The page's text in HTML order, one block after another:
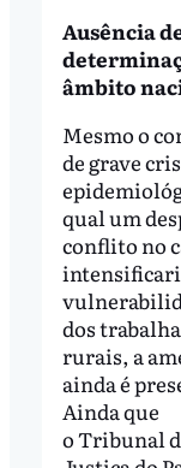
Ausência
âmbito
Mesmo o
de grave
qual um
conflito no
dos
rurais, a
ainda é
Ainda que
o Tribunal